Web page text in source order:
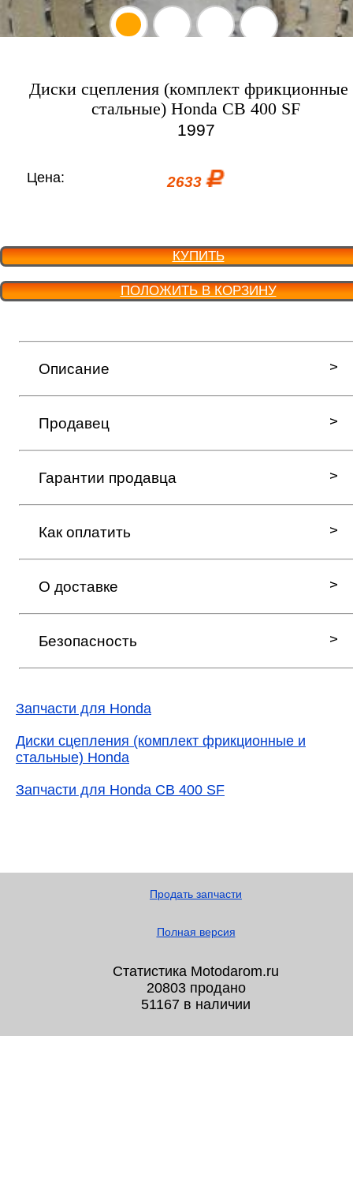
Диски сцепления (комплект фрикционные
стальные) Honda CB 400 SF
1997
Цена: 2633
КУПИТЬ
ПОЛОЖИТЬ В КОРЗИНУ
Описание
Продавец
Гарантии продавца
Как оплатить
О доставке
Безопасность
Запчасти для Honda
Диски сцепления (комплект фрикционные и
стальные) Honda
Запчасти для Honda CB 400 SF
Продать запчасти
Полная версия
Статистика Motodarom.ru
20803 продано
51167 в наличии